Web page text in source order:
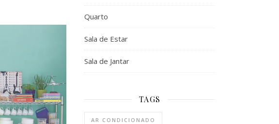
Quarto
Sala de Estar
Sala de Jantar
TAGS
AR CONDICIONADO